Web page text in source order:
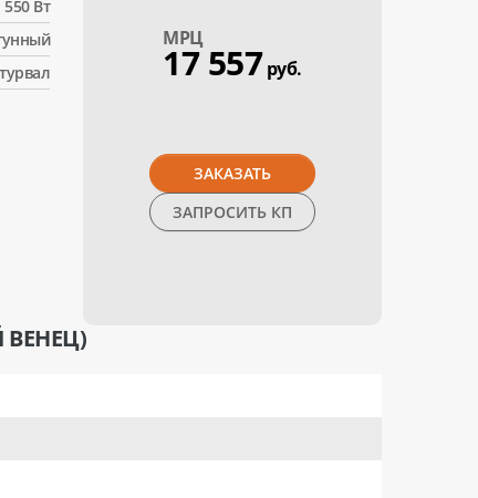
550 Вт
МPЦ
17 557 руб.
ЗАКАЗАТЬ
ЗАПРОСИТЬ КП